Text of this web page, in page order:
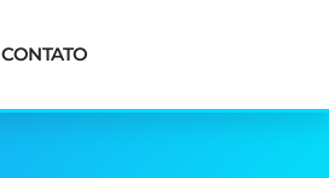
CONTATO